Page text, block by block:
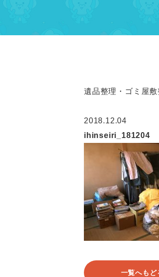
遺品整理・ゴミ屋
2018.12.04
ihinseiri_181204
一覧へもど